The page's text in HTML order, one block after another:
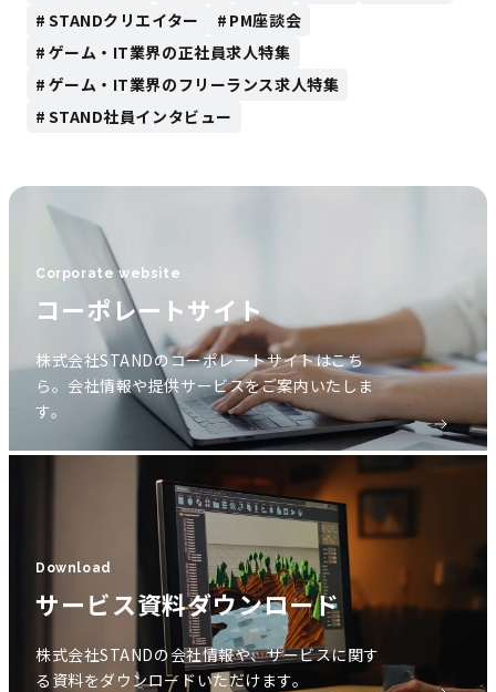
STANDクリエイター
PM座談会
ゲーム・IT業界の正社員求人特集
ゲーム・IT業界のフリーランス求人特集
STAND社員インタビュー
Corporate website
コーポレートサイト
株式会社STANDのコーポレートサイトはこち
ら。会社情報や提供サービスをご案内いたしま
す。
Download
サービス資料ダウンロード
株式会社STANDの会社情報や、サービスに関す
る資料をダウンロードいただけます。